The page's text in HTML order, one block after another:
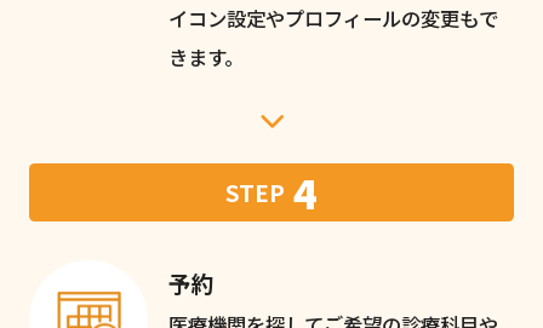
イコン設定やプロフィールの変更もで
きます。
STEP 4
予約